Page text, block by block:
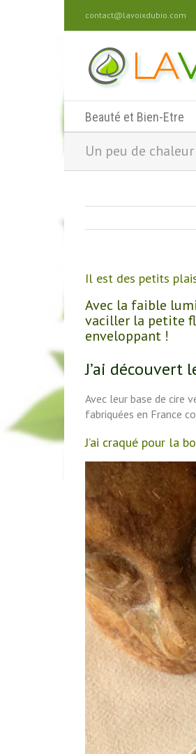
contact@lavoixdubio.com
Beauté et Bien-Etre
Un peu de
Il est des petits
Avec la faible
vaciller la petite
enveloppant !
J’ai découvert
Avec leur base de cire
fabriquées en France
J’ai craqué pour la